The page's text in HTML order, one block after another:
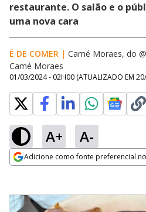
restaurante. O salão e o
uma nova cara
É DE COMER | Camé Moraes, do
Camé Moraes
01/03/2024 - 02H00 (ATUALIZADO EM
A+ A-
Adicione como fonte preferencial